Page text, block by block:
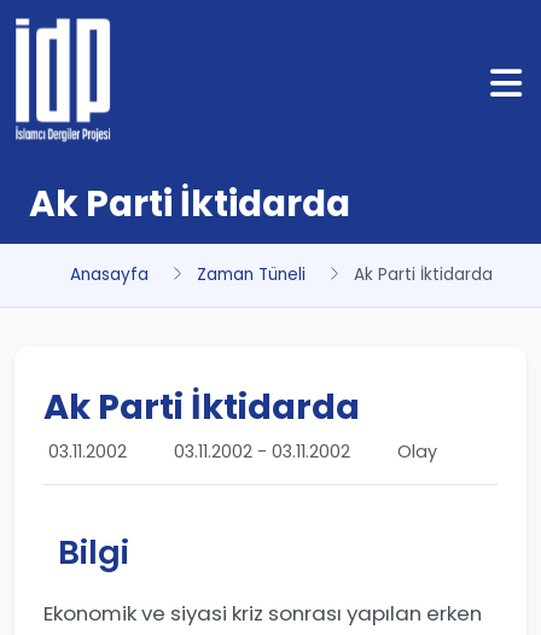
Ak Parti İktidarda
Anasayfa Zaman Tüneli Ak Parti İktidarda
Ak Parti İktidarda
03.11.2002 03.11.2002 - 03.11.2002 Olay
Bilgi
Ekonomik ve siyasi kriz sonrası yapılan erken